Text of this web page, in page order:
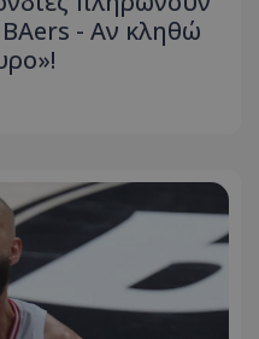
- Αν κληθώ